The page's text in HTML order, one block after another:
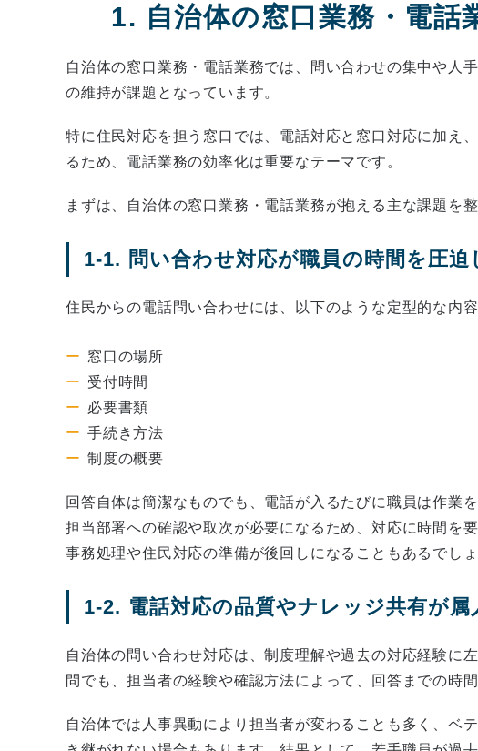
1. 自治体の窓口業務・電話
自治体の窓口業務・電話業務では、問い合わせの集中や人
の維持が課題となっています。
特に住民対応を担う窓口では、電話対応と窓口対応に加え
るため、電話業務の効率化は重要なテーマです。
まずは、自治体の窓口業務・電話業務が抱える主な課題を
1-1. 問い合わせ対応が職員の時間を圧迫
住民からの電話問い合わせには、以下のような定型的な内
窓口の場所
受付時間
必要書類
手続き方法
制度の概要
回答自体は簡潔なものでも、電話が入るたびに職員は作業
担当部署への確認や取次が必要になるため、対応に時間を
事務処理や住民対応の準備が後回しになることもあるでしょ
1-2. 電話対応の品質やナレッジ共有が属
自治体の問い合わせ対応は、制度理解や過去の対応経験に
問でも、担当者の経験や確認方法によって、回答までの時
自治体では人事異動により担当者が変わることも多く、ベ